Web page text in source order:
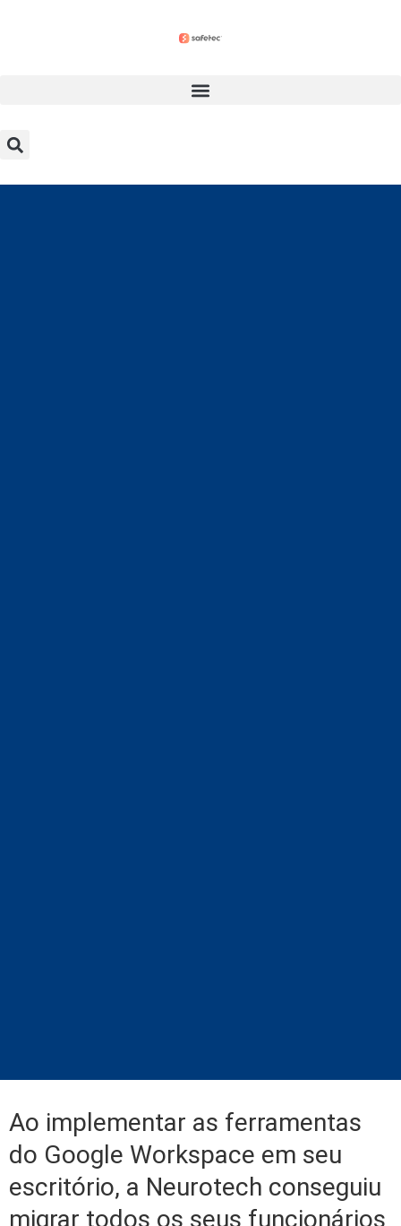
Ao implementar as ferramentas
do Google Workspace em seu
escritório, a Neurotech conseguiu
migrar todos os seus funcionários